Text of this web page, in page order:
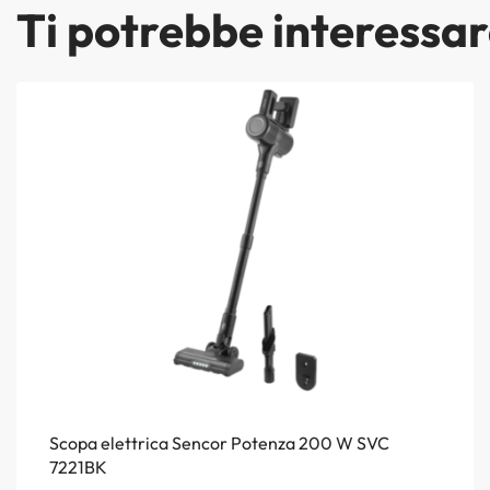
Ti potrebbe
Scopa elettrica Sencor Potenza 200 W SVC
7221BK